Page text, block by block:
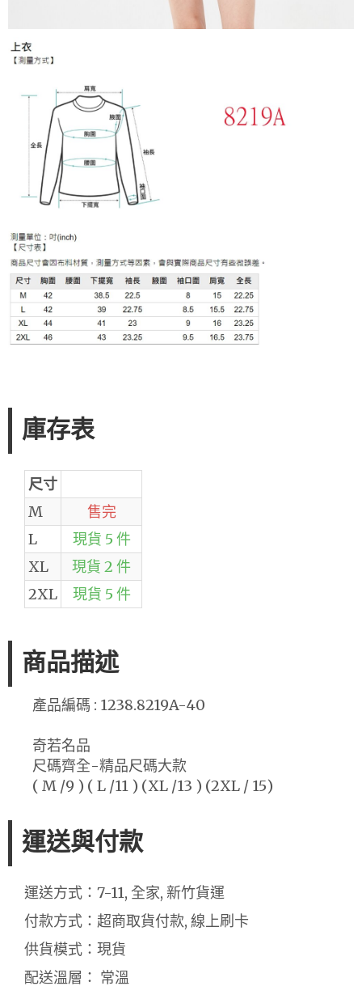
庫存表
尺寸
M
售完
L
現貨 5 件
XL
現貨 2 件
2XL
現貨 5 件
商品描述
產品編碼 : 1238.8219A-40
奇若名品
尺碼齊全-精品尺碼大款
( M /9 ) ( L /11 ) (XL /13 ) (2XL / 15)
運送與付款
運送方式：7-11, 全家, 新竹貨運
付款方式：超商取貨付款, 線上刷卡
供貨模式：現貨
配送溫層： 常溫